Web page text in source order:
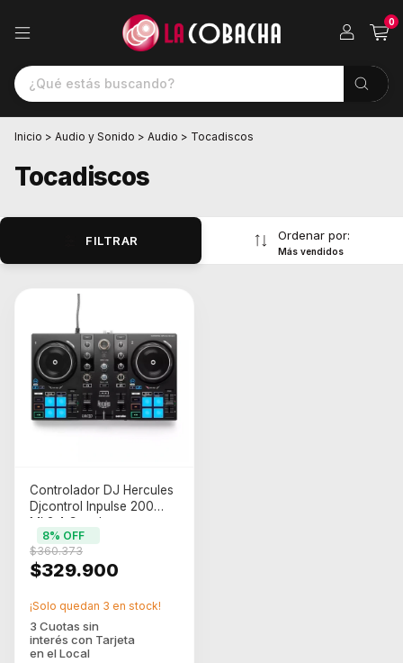
0
Inicio > Audio y Sonido > Audio > Tocadiscos
Tocadiscos
FILTRAR Ordenar por:
Más vendidos
Controlador DJ Hercules
Djcontrol Inpulse 200
Mk3 4 Canales
(INPULSE200)
$329.900
$360.373
8% OFF
¡Solo quedan 3 en stock!